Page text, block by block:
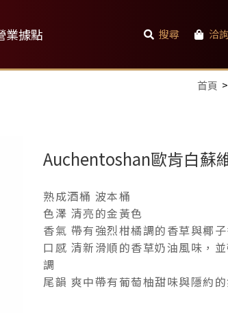
業據點 搜尋 洽
首頁
Auchentoshan歐肯白蘇
熟成酒桶 波本桶
色澤 清亮的金黃色
香氣 帶有強烈柑橘調的香草與椰
口感 清新滑順的香草奶油風味，
調
尾韻 爽中帶有葡萄柚甜味與隱約